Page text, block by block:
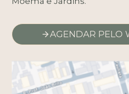
AGENDAR PELO